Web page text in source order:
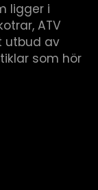
ligger i
ATV
utbud av
som hör